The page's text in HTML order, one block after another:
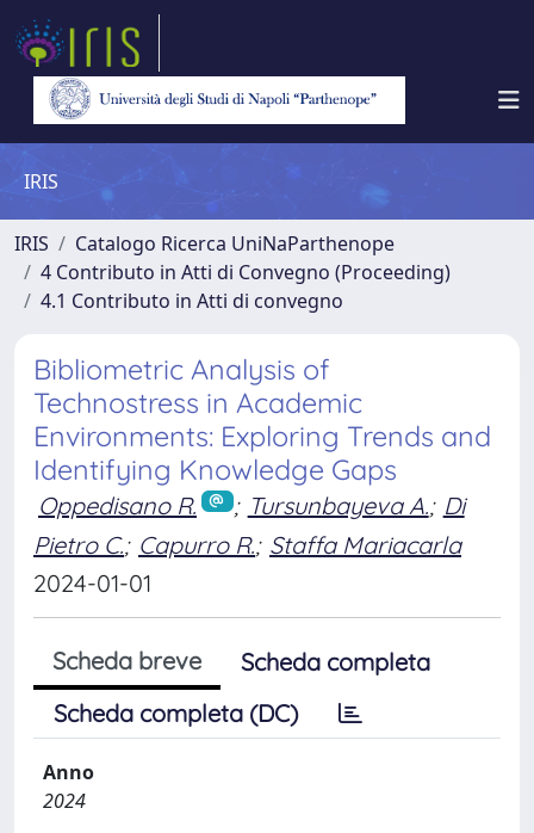
IRIS
IRIS
Catalogo Ricerca UniNaParthenope
4 Contributo in Atti di Convegno (Proceeding)
4.1 Contributo in Atti di convegno
Bibliometric Analysis of
Technostress in Academic
Environments: Exploring Trends and
Identifying Knowledge Gaps
Oppedisano R. ; Tursunbayeva A.; Di
Pietro C.; Capurro R.; Staffa Mariacarla
2024-01-01
Scheda breve
Scheda completa
Scheda completa (DC)
Anno
2024